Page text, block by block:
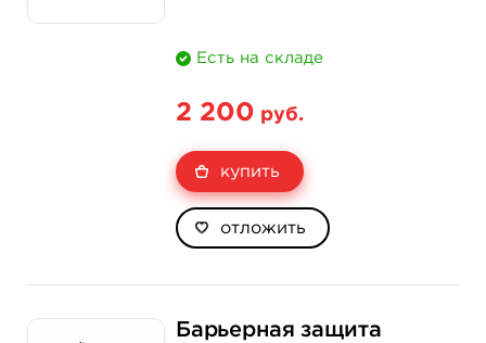
Есть на складе
2 200 руб.
купить
отложить
Барьерная защита